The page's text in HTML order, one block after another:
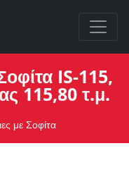
IS-115,
115,80 τ.μ.
με Σοφίτα